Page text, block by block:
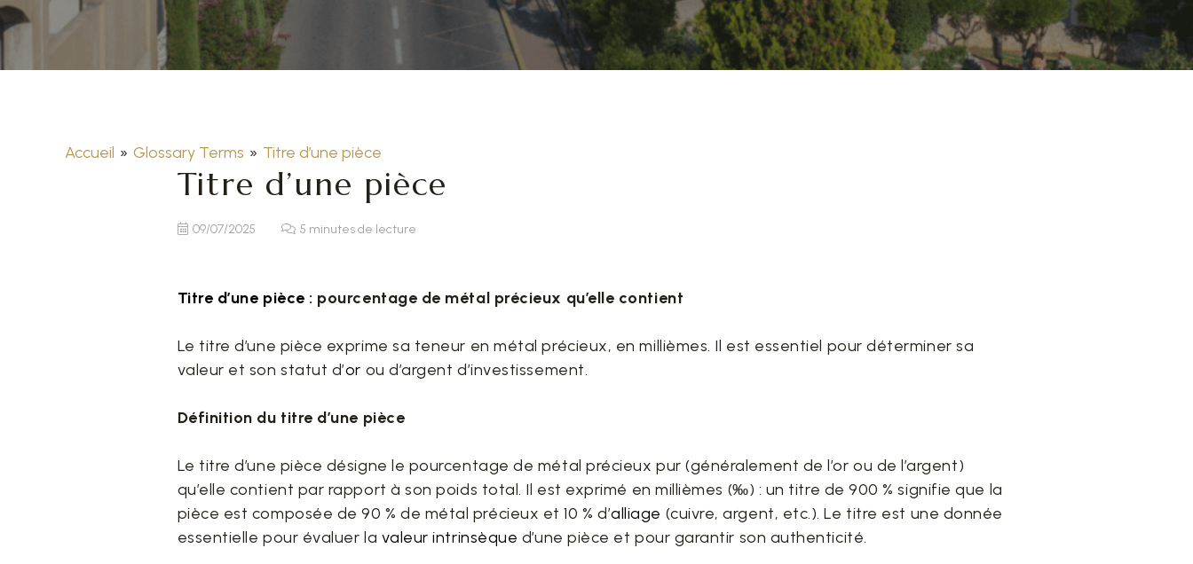
Accueil » Glossary Terms » Titre d’une pièce
Titre d’une pièce
09/07/2025 5 minutes de lecture
Titre d’une pièce : pourcentage de métal précieux qu’elle contient
Le titre d’une pièce exprime sa teneur en métal précieux, en millièmes. Il est essentiel pour déterminer sa
valeur et son statut d’or ou d’argent d’investissement.
Définition du titre d’une pièce
Le titre d’une pièce désigne le pourcentage de métal précieux pur (généralement de l’or ou de l’argent)
qu’elle contient par rapport à son poids total. Il est exprimé en millièmes (‰) : un titre de 900 % signifie que la
pièce est composée de 90 % de métal précieux et 10 % d’alliage (cuivre, argent, etc.). Le titre est une donnée
essentielle pour évaluer la valeur intrinsèque d’une pièce et pour garantir son authenticité.